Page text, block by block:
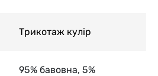
Трикотаж кулір
95% бавовна, 5%